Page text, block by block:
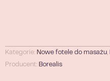
Kategorie: Nowe fotele do masażu,
Producent: Borealis